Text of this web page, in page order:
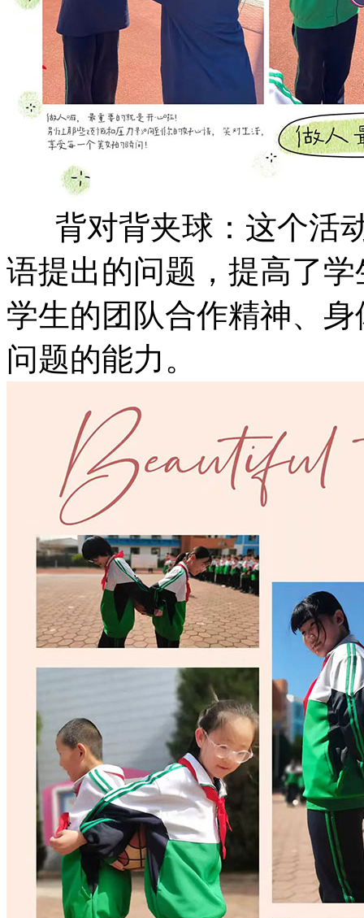
背对背夹球：这个活
语提出的问题，提高了
学生的团队合作精神、
问题的能力。